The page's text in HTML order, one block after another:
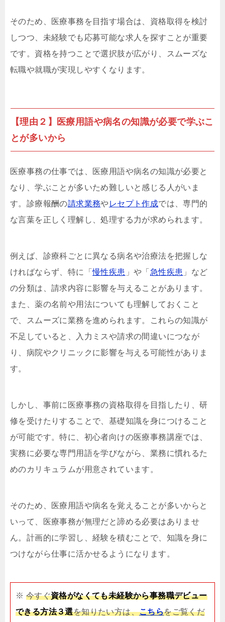
そのため、医療事務を目指す場合は、資格取得を検討
しつつ、未経験でも応募可能な求人を探すことが重要
です。資格を持つことで選択肢が広がり、スムーズな
転職や就職が実現しやすくなります。
【理由２】医療用語や病名の知識が必要で学ぶこ
とが多いから
医療事務の仕事では、医療用語や病名の知識が必要と
なり、学ぶことが多いため難しいと感じる人がいま
す。診療報酬の請求業務やレセプト作成では、専門的
な言葉を正しく理解し、処理する力が求められます。
例えば、診療科ごとに異なる病名や治療法を把握しな
ければならず、特に「慢性疾患 」や「 急性疾患 」など
の分類は、請求内容に影響を与えることがあります。
また、薬の名前や用法についても理解しておくこと
で、スムーズに業務を進められます。これらの知識が
不足していると、入力ミスや請求の間違いにつなが
り、病院やクリニックに影響を与える可能性がありま
す。
しかし、事前に医療事務の資格取得を目指したり、研
修を受けたりすることで、基礎知識を身につけること
が可能です。特に、初心者向けの医療事務講座では、
実務に必要な専門用語を学びながら、業務に慣れるた
めのカリキュラムが用意されています。
そのため、医療用語や病名を覚えることが多いからと
いって、医療事務が無理だと諦める必要はありませ
ん。計画的に学習し、経験を積むことで、知識を身に
つけながら仕事に活かせるようになります。
※ 今すぐ資格がなくても未経験から事務職デビュー
できる方法３選を知りたい方は、こちらをご覧くだ